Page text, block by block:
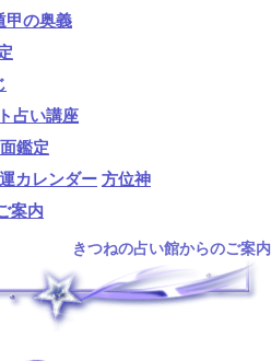
甲の奥義
占い講座
鑑定
カレンダー 方位神
案内
きつねの占い館からのご案内